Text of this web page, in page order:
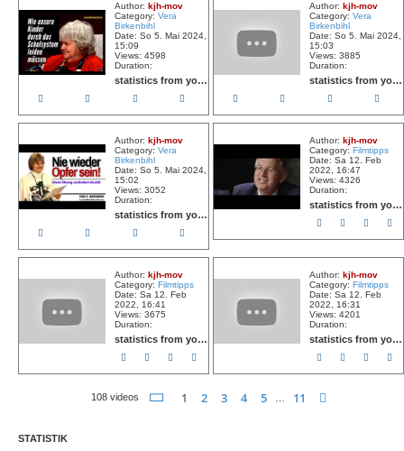
Author: kjh-mov
Category: Vera
Birkenbihl
Date: So 5. Mai 2024,
15:09
Views: 4598
Duration:
statistics from youtube
Author:kjh-mov
Category:Vera
Birkenbihl
Date: So 5. Mai 2024,
15:03
Views: 3885
Duration:
statistics from youtube
Author: kjh-mov
Category: Vera
Birkenbihl
Date: So 5. Mai 2024,
15:02
Views: 3052
Duration:
statistics from youtube
Author:kjh-mov
Category:Filmtipps
Date: Sa 12. Feb
2022, 16:47
Views: 4326
Duration:
statistics from youtube
Author: kjh-mov
Category: Filmtipps
Date: Sa 12. Feb
2022, 16:41
Views: 3675
Duration:
statistics from youtube
Author:kjh-mov
Category:Filmtipps
Date: Sa 12. Feb
2022, 16:31
Views: 4201
Duration:
statistics from youtube
108 videos Seite 1von 11
1 2 3 4 5 11
STATISTIK